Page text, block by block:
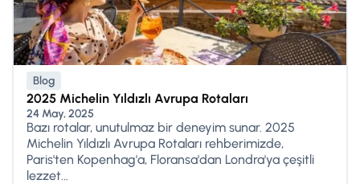
Blog
2025 Michelin Yıldızlı Avrupa Rotaları
24 May, 2025
Bazı rotalar, unutulmaz bir deneyim sunar. 2025
Michelin Yıldızlı Avrupa Rotaları rehberimizde,
Paris'ten Kopenhag'a, Floransa'dan Londra'ya çeşitli
lezzet...